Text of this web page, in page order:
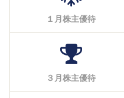
１月株主優待
３月株主優待